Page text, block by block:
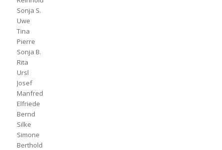
Sonja S.
Uwe
Tina
Pierre
Sonja B.
Rita
Ursl
Josef
Manfred
Elfriede
Bernd
Silke
Simone
Berthold